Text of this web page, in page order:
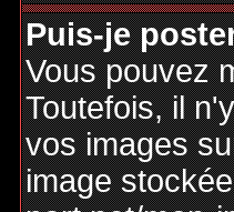
Puis-je
Vous pouvez
Toutefois, il
vos images
image